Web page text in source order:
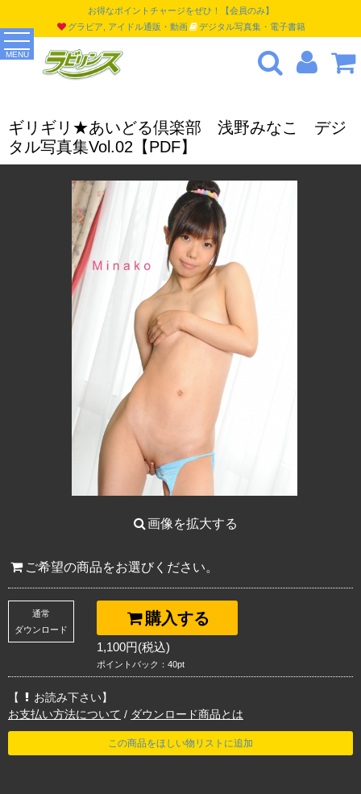
MENU
お得なポイントチャージをぜひ！【会員のみ】
グラビア, アイドル通販・動画
デジタル写真集・電子書籍
ギリギリ★あいどる倶楽部 浅野みなこ デジ
タル写真集Vol.02【PDF】
画像を拡大する
ご希望の商品をお選びください。
購入する
通常
ダウンロード
1,100円(税込)
ポイントバック：40pt
【
お読み下さい】
お支払い方法について / ダウンロード商品とは
この商品をほしい物リストに追加